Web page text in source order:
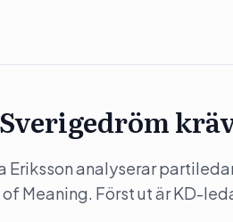
Sverigedröm
Eriksson analyserar
Meaning. Först ut är KD-